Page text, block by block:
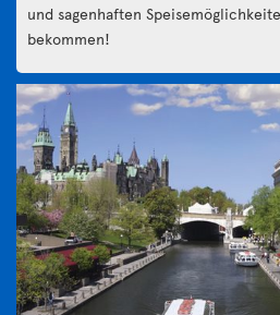
und sagenhaften
bekommen!